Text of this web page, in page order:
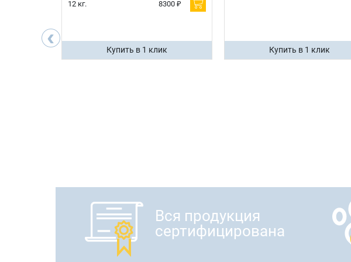
‹
12 кг. 8300 ₽
Купить в 1 клик Купить в 1 клик
Вся продукция
сертифицирована